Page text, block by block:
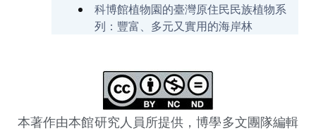
科博館植物園的臺灣原住民民族植物系
列：豐富、多元又實用的海岸林
本著作由本館研究人員所提供，博學多文團隊編輯